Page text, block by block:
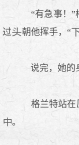
“有急事！”
过
朝他挥手，“
说完，她的
格兰特站在
。